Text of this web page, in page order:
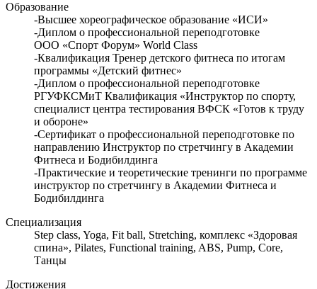
Образование
-Высшее хореографическое образование «ИСИ»
-Диплом о профессиональной переподготовке
ООО «Спорт Форум» World Class
-Квалификация Тренер детского фитнеса по итогам
программы «Детский фитнес»
-Диплом о профессиональной переподготовке
РГУФКСМиТ Квалификация «Инструктор по спорту,
специалист центра тестирования ВФСК «Готов к труду
и обороне»
-Сертификат о профессиональной переподготовке по
направлению Инструктор по стретчингу в Академии
Фитнеса и Бодибилдинга
-Практические и теоретические тренинги по программе
инструктор по стретчингу в Академии Фитнеса и
Бодибилдинга
Специализация
Step class, Yoga, Fit ball, Stretching, комплекс «Здоровая
спина», Pilates, Functional training, ABS, Pump, Core,
Танцы
Достижения